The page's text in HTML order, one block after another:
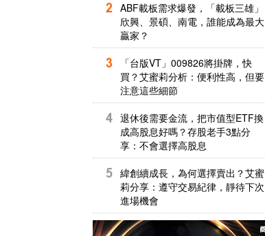
ABF載板需求爆發，「載板三雄」
欣興、景碩、南電，誰能成為最大
贏家？
「台版VT」009826將掛牌，快
買？艾蜜莉分析：便利性高，但要
注意這些細節
退休後需要金流，把市值型ETF換
成高股息好嗎？存股老手3點分
享：不會選擇高股息
緯創續成長，為何選擇賣出？艾蜜
莉分享：遵守交易紀律，靜待下次
進場機會